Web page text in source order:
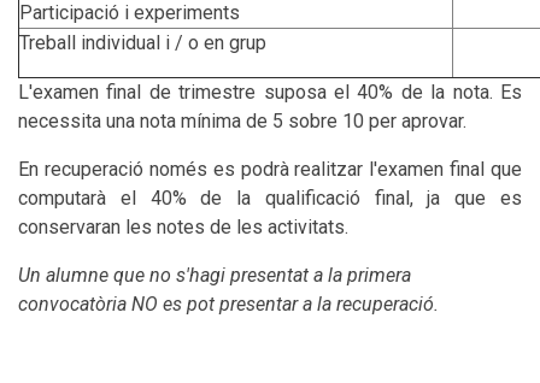
Participació i experiments
Treball individual i / o en grup
L'examen final de trimestre suposa el 40% de la nota. Es
necessita una nota mínima de 5 sobre 10 per aprovar.
En recuperació només es podrà realitzar l'examen final que
computarà el 40% de la qualificació final, ja que es
conservaran les notes de les activitats.
Un alumne que no s'hagi presentat a la primera
convocatòria NO es pot presentar a la recuperació.